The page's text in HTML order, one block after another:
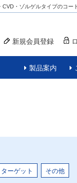
・ゾルゲルタイプのコー
新規会員登録
製品案内
ターゲット その他